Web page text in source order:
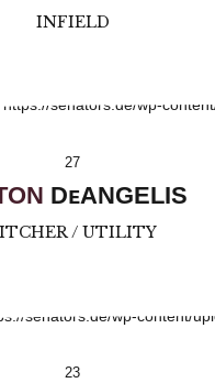
INFIELD
27
DᴇANGELIS
/ UTILITY
23